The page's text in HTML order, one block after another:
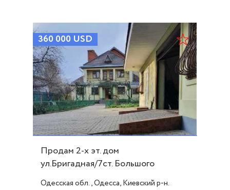
360 000 USD
Продам 2-х эт. дом
ул.Бригадная/7ст. Большого
Фонтана. ID 48419
Одесская обл., Одесса, Киевский р-н.